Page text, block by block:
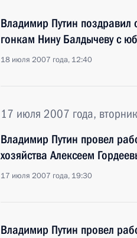
Владимир Путин
гонкам Нину Балдычеву с
18 июля 2007 года, 12:40
17 июля 2007 года, вторник
Владимир Путин провел
хозяйства Алексеем
17 июля 2007 года, 19:30
Владимир Путин провел